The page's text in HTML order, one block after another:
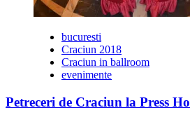
bucuresti
Craciun 2018
Craciun in ballroom
evenimente
Petreceri de Craciun la Press